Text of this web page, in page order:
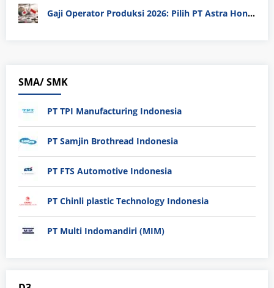
Gaji Operator Produksi 2026: Pilih PT Astra Honda Motor (AHM) atau Manufaktur di Jepang?
SMA/ SMK
PT TPI Manufacturing Indonesia
PT Samjin Brothread Indonesia
PT FTS Automotive Indonesia
PT Chinli plastic Technology Indonesia
PT Multi Indomandiri (MIM)